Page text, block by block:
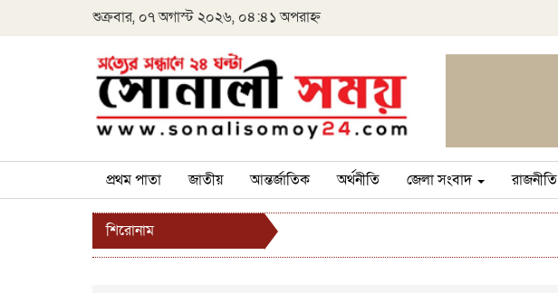
শুক্রবার, ০৭ অগাস্ট ২০২৬, ০৪:৪১ অপরাহ্ন
প্রথম পাতা জাতীয় আন্তর্জাতিক অর্থনীতি জেলা সংবাদ রাজনীতি
শিরোনাম